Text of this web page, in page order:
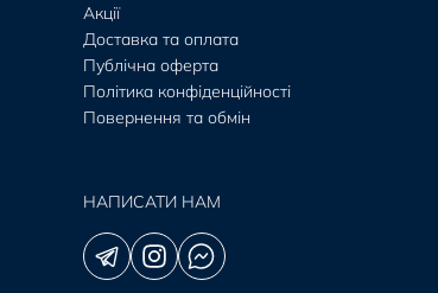
Акції
Доставка та оплата
Публічна оферта
Політика конфіденційності
Повернення та обмін
НАПИСАТИ НАМ